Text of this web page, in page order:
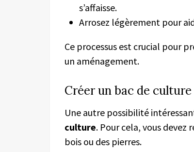
s’affaisse.
Arrosez légèrement pour
Ce processus est crucial pour
un aménagement.
Créer un bac de culture
Une autre possibilité
culture. Pour cela, vous devez
bois ou des pierres.